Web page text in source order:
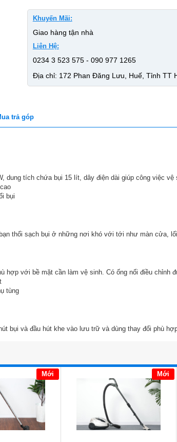
Khuyến Mãi:
Giao hàng tận nhà
Liên Hệ:
0234 3 523 575 - 090 977 1265
Địa chỉ: 172 Phan Đăng Lưu, Huế, Tỉnh TT
trả góp
dung tích chứa bụi 15 lít, dây điện dài giúp công việc
thổi sạch bụi ở những nơi khó với tới như màn cửa,
hợp với bề mặt cần làm vệ sinh. Có ống nối điều chỉnh
bụi và đầu hút khe vào lưu trữ và dùng thay đổi phù
Mới Mới